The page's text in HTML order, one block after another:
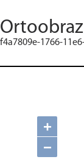
f4a7809e-1766-
+
−